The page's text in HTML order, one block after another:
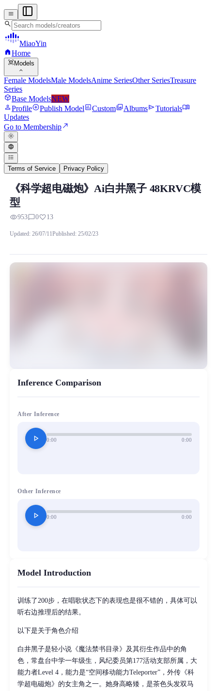
menu
search
MiaoYin
homeHome
view_in_ar Models
expand_more
Female ModelsMale ModelsAnime SeriesOther SeriesTreasure
Series
deployed_codeBase ModelsNEW
personProfileadd_circlePublish ModelassessmentCustomphoto_libraryAlbumssendTutorialsmenu_book
Updates
Go to Membershipnorth_east
light_mode
language
format_list_bulleted
Terms of Service Privacy Policy
KRVC RVC Voice Model
Preview, model details, and download information for KRVC
rvc, 二次元, 模型, 白井黑子, 科学超电磁炮, 魔法禁书目录ai
《科学超电磁炮》Ai白井黑子 48KRVC模
型
visibility953chat_bubble_outline0favorite13
Updated: 26/07/11Published: 25/02/23
Inference Comparison
After Inference
play_arrow 0:00 0:00
Other Inference
play_arrow 0:00 0:00
Model Introduction
训练了200步，在唱歌状态下的表现也是很不错的，具体可以
听右边推理后的结果。
以下是关于角色介绍
白井黑子是轻小说《魔法禁书目录》及其衍生作品中的角
色，常盘台中学一年级生，风纪委员第177活动支部所属，大
能力者Level 4，能力是“空间移动能力Teleporter”，外传《科
学超电磁炮》的女主角之一。她身高略矮，是茶色头发双马